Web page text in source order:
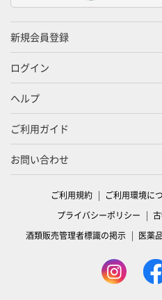
新規会員登録
ログイン
ヘルプ
ご利用ガイド
お問い合わせ
ご利用規約 ご利用環境に
プライバシーポリシー
酒類販売管理者標識の掲示
医薬